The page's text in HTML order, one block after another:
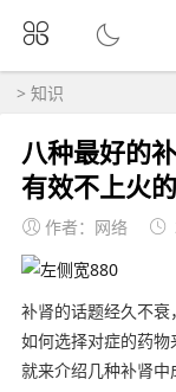
> 知识
八种最好的
有效不上火
作者：网络
补肾的话题经久不
如何选择对症的药
就来介绍几种补肾中